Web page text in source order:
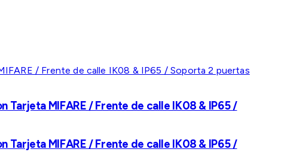
MIFARE / Frente de calle IK08 & IP65 /
MIFARE / Frente de calle IK08 & IP65 /